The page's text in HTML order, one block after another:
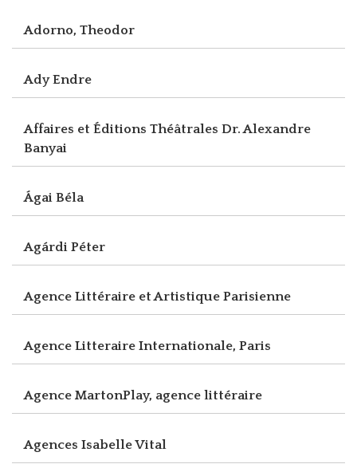
Adorno, Theodor
Ady Endre
Affaires et Éditions Théâtrales Dr. Alexandre
Banyai
Ágai Béla
Agárdi Péter
Agence Littéraire et Artistique Parisienne
Agence Litteraire Internationale, Paris
Agence MartonPlay, agence littéraire
Agences Isabelle Vital